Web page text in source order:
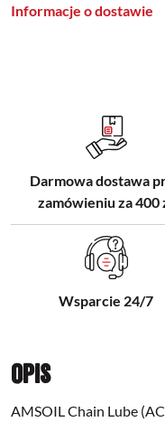
Informacje o dostawie
Darmowa dostawa
zamówieniu za 400
Wsparcie 24/7
Opis
AMSOIL Chain Lube